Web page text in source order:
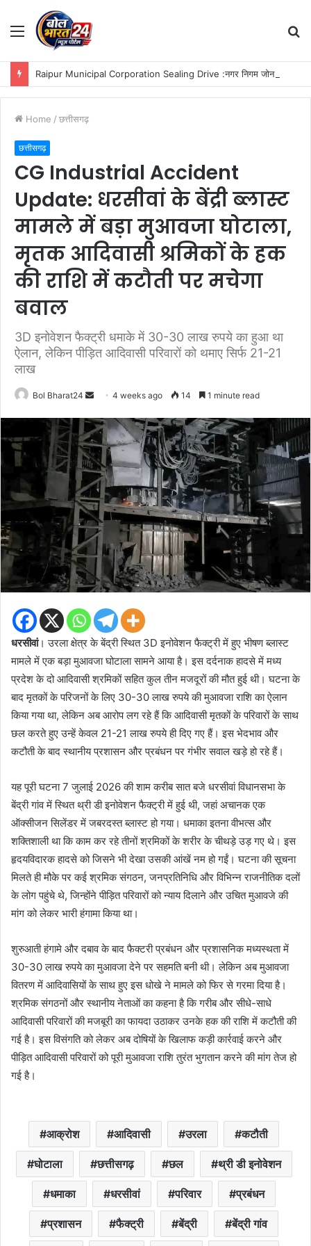
Menu
Home / छत्तीसगढ़
छत्तीसगढ़
CG Industrial Accident
Update: धरसीवां के बेंद्री ब्लास्ट
मामले में बड़ा मुआवजा घोटाला,
मृतक आदिवासी श्रमिकों के हक
की राशि में कटौती पर मचेगा
बवाल
3D इनोवेशन फैक्ट्री धमाके में 30-30 लाख रुपये का हुआ था
ऐलान, लेकिन पीड़ित आदिवासी परिवारों को थमाए सिर्फ 21-21
लाख
Bol Bharat24
Send
email
4 weeks ago 14 1 minute read
धरसीवां। उरला क्षेत्र के बेंद्री स्थित 3D इनोवेशन फैक्ट्री में हुए भीषण ब्लास्ट
मामले में एक बड़ा मुआवजा घोटाला सामने आया है। इस दर्दनाक हादसे में मध्य
प्रदेश के दो आदिवासी श्रमिकों सहित कुल तीन मजदूरों की मौत हुई थी। घटना के
बाद मृतकों के परिजनों के लिए 30-30 लाख रुपये की मुआवजा राशि का ऐलान
किया गया था, लेकिन अब आरोप लग रहे हैं कि आदिवासी मृतकों के परिवारों के साथ
छल करते हुए उन्हें केवल 21-21 लाख रुपये ही दिए गए हैं। इस भेदभाव और
कटौती के बाद स्थानीय प्रशासन और प्रबंधन पर गंभीर सवाल खड़े हो रहे हैं।
यह पूरी घटना 7 जुलाई 2026 की शाम करीब सात बजे धरसीवां विधानसभा के
बेंद्री गांव में स्थित थ्री डी इनोवेशन फैक्ट्री में हुई थी, जहां अचानक एक
ऑक्सीजन सिलेंडर में जबरदस्त ब्लास्ट हो गया। धमाका इतना वीभत्स और
शक्तिशाली था कि काम कर रहे तीनों श्रमिकों के शरीर के चीथड़े उड़ गए थे। इस
हृदयविदारक हादसे को जिसने भी देखा उसकी आंखें नम हो गईं। घटना की सूचना
मिलते ही मौके पर कई श्रमिक संगठन, जनप्रतिनिधि और विभिन्न राजनीतिक दलों
के लोग पहुंचे थे, जिन्होंने पीड़ित परिवारों को न्याय दिलाने और उचित मुआवजे की
मांग को लेकर भारी हंगामा किया था।
शुरुआती हंगामे और दबाव के बाद फैक्टरी प्रबंधन और प्रशासनिक मध्यस्थता में
30-30 लाख रुपये का मुआवजा देने पर सहमति बनी थी। लेकिन अब मुआवजा
वितरण में आदिवासियों के साथ हुए इस धोखे ने मामले को फिर से गरमा दिया है।
श्रमिक संगठनों और स्थानीय नेताओं का कहना है कि गरीब और सीधे-साधे
आदिवासी परिवारों की मजबूरी का फायदा उठाकर उनके हक की राशि में कटौती की
गई है। इस विसंगति को लेकर अब दोषियों के खिलाफ कड़ी कार्रवाई करने और
पीड़ित आदिवासी परिवारों को पूरी मुआवजा राशि तुरंत भुगतान करने की मांग तेज हो
गई है।
आक्रोश आदिवासी उरला कटौती
घोटाला छत्तीसगढ़ छल थ्री डी इनोवेशन
धमाका धरसीवां परिवार प्रबंधन
प्रशासन फैक्ट्री बेंद्री बेंद्री गांव